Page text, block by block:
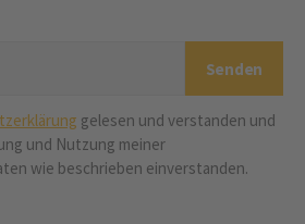
gelesen und verstanden und
und Nutzung meiner
wie beschrieben einverstanden.